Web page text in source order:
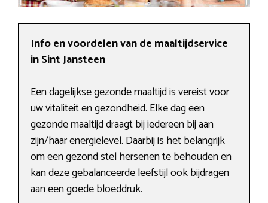
Info en voordelen van de maaltijdservice
in Sint Jansteen
Een dagelijkse gezonde maaltijd is vereist voor
uw vitaliteit en gezondheid. Elke dag een
gezonde maaltijd draagt bij iedereen bij aan
zijn/haar energielevel. Daarbij is het belangrijk
om een gezond stel hersenen te behouden en
kan deze gebalanceerde leefstijl ook bijdragen
aan een goede bloeddruk.